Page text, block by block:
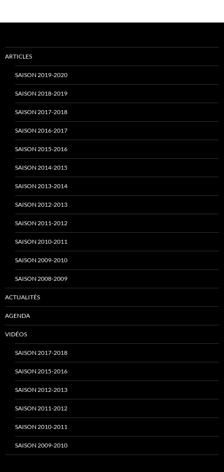
o
h
n
e
ARTICLES
SAISON 2019-2020
SAISON 2018-2019
SAISON 2017-2018
SAISON 2016-2017
SAISON 2015-2016
SAISON 2014-2015
SAISON 2013-2014
SAISON 2012-2013
SAISON 2011-2012
SAISON 2010-2011
SAISON 2009-2010
SAISON 2008-2009
ACTUALITÉS
AGENDA
VIDÉOS
SAISON 2017-2018
SAISON 2015-2016
SAISON 2012-2013
SAISON 2011-2012
SAISON 2010-2011
SAISON 2009-2010